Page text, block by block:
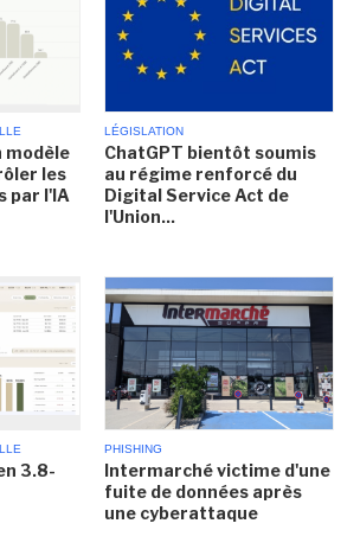
modèle
les
par l'IA
LÉGISLATION
ChatGPT bientôt soumis
au régime renforcé du
Digital Service Act de
l'Union...
3.8-
PHISHING
Intermarché victime d'une
fuite de données après
une cyberattaque